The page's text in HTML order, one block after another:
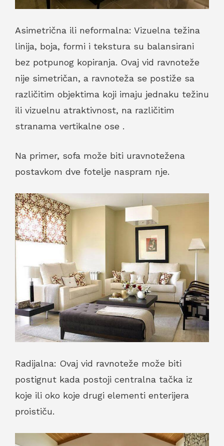
Asimetrična ili neformalna: Vizuelna težina
linija, boja, formi i tekstura su balansirani
bez potpunog kopiranja. Ovaj vid ravnoteže
nije simetričan, a ravnoteža se postiže sa
različitim objektima koji imaju jednaku težinu
ili vizuelnu atraktivnost, na različitim
stranama vertikalne ose .
Na primer, sofa može biti uravnotežena
postavkom dve fotelje naspram nje.
Radijalna: Ovaj vid ravnoteže može biti
postignut kada postoji centralna tačka iz
koje ili oko koje drugi elementi enterijera
proističu.